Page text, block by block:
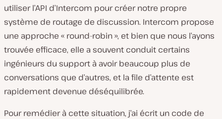
utiliser l’API d’Intercom pour créer notre propre
système de routage de discussion. Intercom propose
une approche « round-robin », et bien que nous l’ayons
trouvée efficace, elle a souvent conduit certains
ingénieurs du support à avoir beaucoup plus de
conversations que d’autres, et la file d’attente est
rapidement devenue déséquilibrée.
Pour remédier à cette situation, j’ai écrit un code de